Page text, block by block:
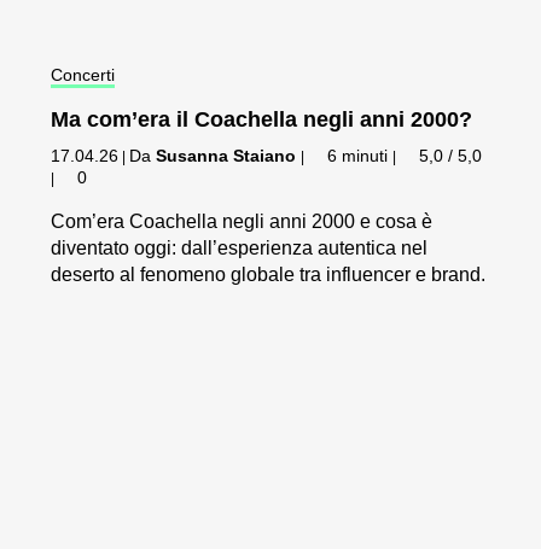
Concerti
Ma com’era il Coachella negli anni 2000?
17.04.26 DaSusanna Staiano 6 minuti 5,0 / 5,0
0
Com’era Coachella negli anni 2000 e cosa è
diventato oggi: dall’esperienza autentica nel
deserto al fenomeno globale tra influencer e brand.